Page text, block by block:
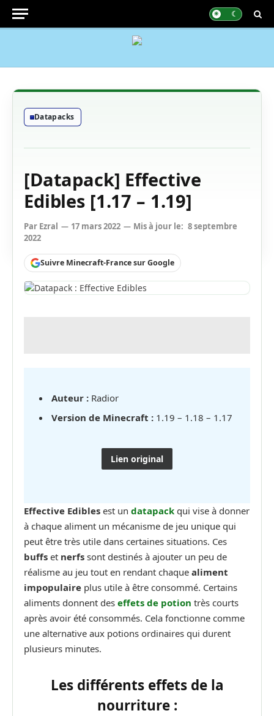
Datapacks
[Datapack] Effective
Edibles [1.17 – 1.19]
Par Ezral 17 mars 2022 Mis à jour le: 8 septembre
2022
Suivre Minecraft-France sur Google
Auteur : Radior
Version de Minecraft : 1.19 – 1.18 – 1.17
Lien original
Effective Edibles est un datapack qui vise à donner
à chaque aliment un mécanisme de jeu unique qui
peut être très utile dans certaines situations. Ces
buffs et nerfs sont destinés à ajouter un peu de
réalisme au jeu tout en rendant chaque aliment
impopulaire plus utile à être consommé. Certains
aliments donnent des effets de potion très courts
après avoir été consommés. Cela fonctionne comme
une alternative aux potions ordinaires qui durent
plusieurs minutes.
Les différents effets de la
nourriture :